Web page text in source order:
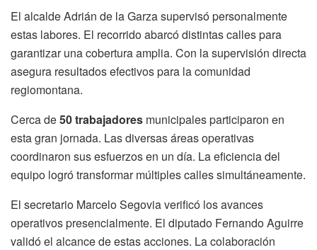
El alcalde Adrián de la Garza supervisó personalmente
estas labores. El recorrido abarcó distintas calles para
garantizar una cobertura amplia. Con la supervisión directa
asegura resultados efectivos para la comunidad
regiomontana.
Cerca de50 trabajadores municipales participaron en
esta gran jornada. Las diversas áreas operativas
coordinaron sus esfuerzos en un día. La eficiencia del
equipo logró transformar múltiples calles simultáneamente.
El secretario Marcelo Segovia verificó los avances
operativos presencialmente. El diputado Fernando Aguirre
validó el alcance de estas acciones. La colaboración